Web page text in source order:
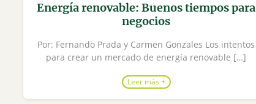
Energía renovable: Buenos tiempos para
negocios
Por: Fernando Prada y Carmen Gonzales Los intentos
para crear un mercado de energía renovable […]
Leer más +